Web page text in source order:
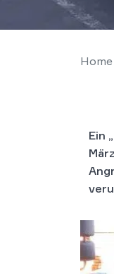
Home
Ein